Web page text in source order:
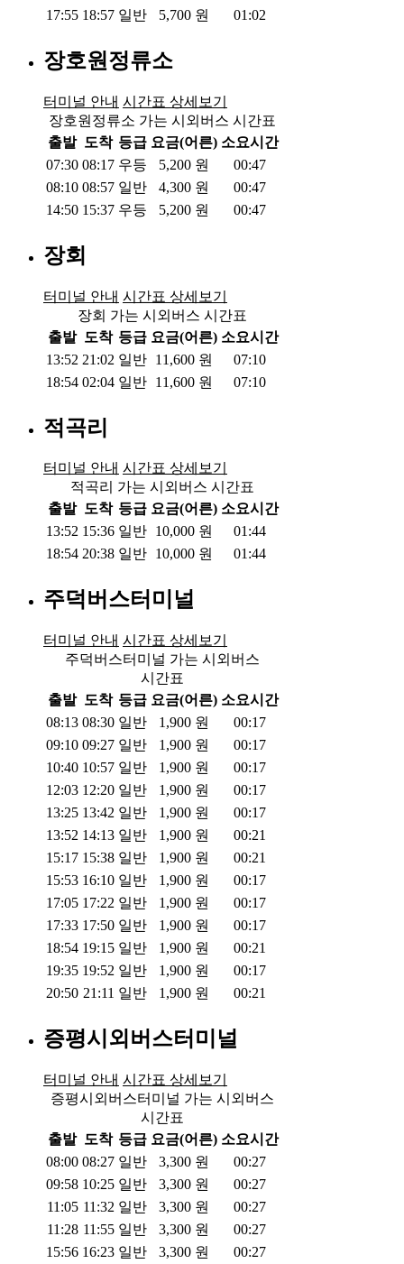
17:55 18:57 일반 5,700 원 01:02
장호원정류소
터미널 안내 시간표 상세보기
장호원정류소 가는 시외버스 시간표
출발 도착 등급 요금(어른) 소요시간
07:30 08:17 우등 5,200 원
00:47
08:10 08:57 일반 4,300 원
00:47
14:50 15:37 우등 5,200 원 00:47
장회
터미널 안내 시간표 상세보기
장회 가는 시외버스 시간표
출발 도착 등급 요금(어른) 소요시간
13:52 21:02 일반 11,600 원
07:10
18:54 02:04 일반 11,600 원 07:10
적곡리
터미널 안내 시간표 상세보기
적곡리 가는 시외버스 시간표
출발 도착 등급 요금(어른) 소요시간
13:52 15:36 일반 10,000 원
01:44
18:54 20:38 일반 10,000 원 01:44
주덕버스터미널
터미널 안내 시간표 상세보기
주덕버스터미널 가는 시외버스
시간표
출발 도착 등급 요금(어른) 소요시간
08:13 08:30 일반 1,900 원
00:17
09:10 09:27 일반 1,900 원
00:17
10:40 10:57 일반 1,900 원
00:17
12:03 12:20 일반 1,900 원
00:17
13:25 13:42 일반 1,900 원
00:17
13:52 14:13 일반 1,900 원
00:21
15:17 15:38 일반 1,900 원
00:21
15:53 16:10 일반 1,900 원
00:17
17:05 17:22 일반 1,900 원
00:17
17:33 17:50 일반 1,900 원
00:17
18:54 19:15 일반 1,900 원
00:21
19:35 19:52 일반 1,900 원
00:17
20:50 21:11 일반 1,900 원 00:21
증평시외버스터미널
터미널 안내 시간표 상세보기
증평시외버스터미널 가는 시외버스
시간표
출발 도착 등급 요금(어른) 소요시간
08:00 08:27 일반 3,300 원
00:27
09:58 10:25 일반 3,300 원
00:27
11:05 11:32 일반 3,300 원
00:27
11:28 11:55 일반 3,300 원
00:27
15:56 16:23 일반 3,300 원
00:27